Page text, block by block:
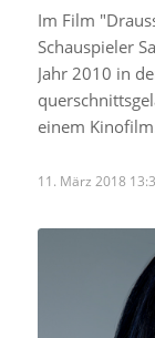
Im Film
Schauspieler
Jahr 2010 in
einem
11. März 2018